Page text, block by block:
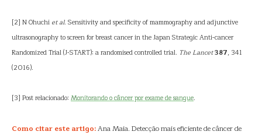
[2] N Ohuchi et al. Sensitivity and specificity of mammography and adjunctive
ultrasonography to screen for breast cancer in the Japan Strategic Anti-cancer
Randomized Trial (J-START): a randomised controlled trial. The Lancet387, 341
(2016).
[3] Post relacionado: Monitorando o câncer por exame de sangue.
Como citar este artigo:Ana Maia. Detecção mais eficiente de câncer de